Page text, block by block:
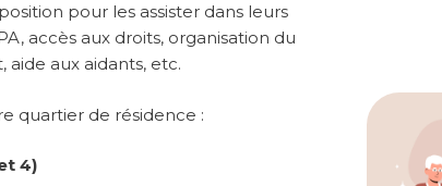
pour les assister dans leurs
accès aux droits, organisation du
aux aidants, etc.
quartier de résidence :
4)